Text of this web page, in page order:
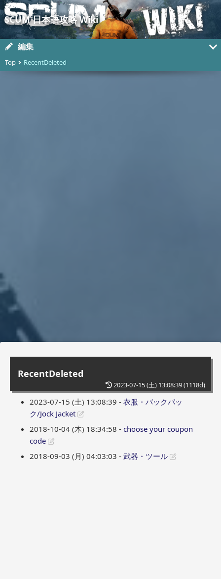
SCUM 日本語攻略 Wiki
編集
Top RecentDeleted
RecentDeleted
2023-07-15 (土) 13:08:39(1118d)
2023-07-15 (土) 13:08:39 - 衣服・バックパッ
ク/Jock Jacket
2018-10-04 (木) 18:34:58 - choose your coupon
code
2018-09-03 (月) 04:03:03 - 武器・ツール